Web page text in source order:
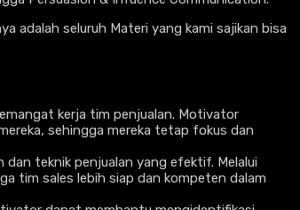
adalah seluruh Materi yang kami sajikan bisa
kerja tim penjualan. Motivator
sehingga mereka tetap fokus dan
teknik penjualan yang efektif. Melalui
tim sales lebih siap dan kompeten dalam